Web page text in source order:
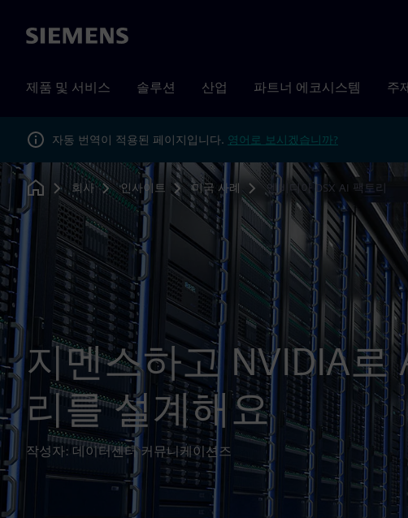
Siemens
제품 및 서비스 솔루션 산업 파트너 에코시스템 주
자동 번역이 적용된 페이지입니다. 영어로 보시겠습니까?
Home
회사 인사이트 미국 사례 엔비디아 DSX AI 팩토리
지멘스하고 NVIDIA로
리를 설계해요
작성자: 데이터센터 커뮤니케이션즈